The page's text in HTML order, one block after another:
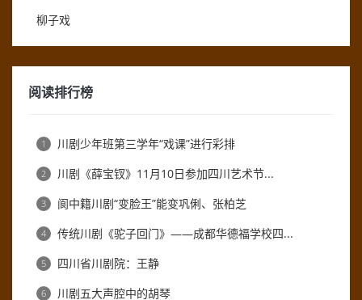
柳子戏
阅读排行榜
1 川剧少年班第三学年“戏课”进行彩排
2 川剧《薛宝钗》11月10日参加四川艺术节...
3 阆中籍川剧“变脸王”能变巩俐、张柏芝
4 传统川剧《驼子回门》——成都华德福学校四...
5 四川省川剧院：王静
6 川剧五大声腔中的胡琴